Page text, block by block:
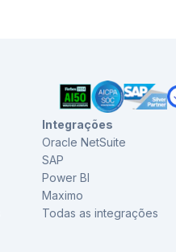
Integrações
Oracle NetSuite
SAP
Power BI
Maximo
Todas as integrações